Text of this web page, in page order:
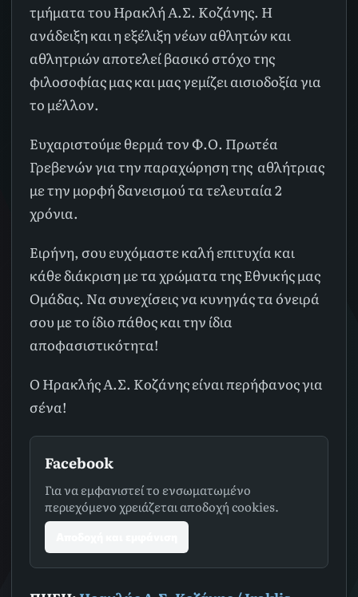
τμήματα του Ηρακλή Α.Σ. Κοζάνης. Η
ανάδειξη και η εξέλιξη νέων αθλητών και
αθλητριών αποτελεί βασικό στόχο της
φιλοσοφίας μας και μας γεμίζει αισιοδοξία για
το μέλλον.
Ευχαριστούμε θερμά τον Φ.Ο. Πρωτέα
Γρεβενών για την παραχώρηση της αθλήτριας
με την μορφή δανεισμού τα τελευταία 2
χρόνια.
Ειρήνη, σου ευχόμαστε καλή επιτυχία και
κάθε διάκριση με τα χρώματα της Εθνικής μας
Ομάδας. Να συνεχίσεις να κυνηγάς τα όνειρά
σου με το ίδιο πάθος και την ίδια
αποφασιστικότητα!
Ο Ηρακλής Α.Σ. Κοζάνης είναι περήφανος για
σένα!
Facebook
Για να εμφανιστεί το ενσωματωμένο
περιεχόμενο χρειάζεται αποδοχή cookies.